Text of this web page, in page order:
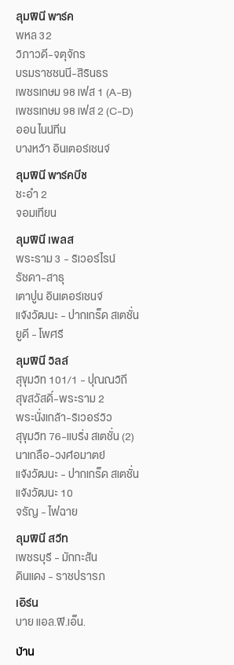
ลุมพินี พาร์ค
พหล 32
วิภาวดี-จตุจักร
บรมราชชนนี-สิรินธร
เพชรเกษม 98 เฟส 1 (A-B)
เพชรเกษม 98 เฟส 2 (C-D)
ออน ไนน์ทีน
บางหว้า อินเตอร์เชนจ์
ลุมพินี พาร์คบีช
ชะอำ 2
จอมเทียน
ลุมพินี เพลส
พระราม 3 - ริเวอร์ไรน์
รัชดา-สาธุ
เตาปูน อินเตอร์เชนจ์
แจ้งวัฒนะ - ปากเกร็ด สเตชั่น
ยูดี - โพศรี
ลุมพินี วิลล์
สุขุมวิท 101/1 - ปุณณวิถี
สุขสวัสดิ์-พระราม 2
พระนั่งเกล้า-ริเวอร์วิว
สุขุมวิท 76-แบริ่ง สเตชั่น (2)
นาเกลือ-วงศ์อมาตย์
แจ้งวัฒนะ - ปากเกร็ด สเตชั่น
แจ้งวัฒนะ 10
จรัญ - ไฟฉาย
ลุมพินี สวีท
เพชรบุรี - มักกะสัน
ดินแดง - ราชปรารภ
เอิร์น
บาย แอล.พี.เอ็น.
บ้าน